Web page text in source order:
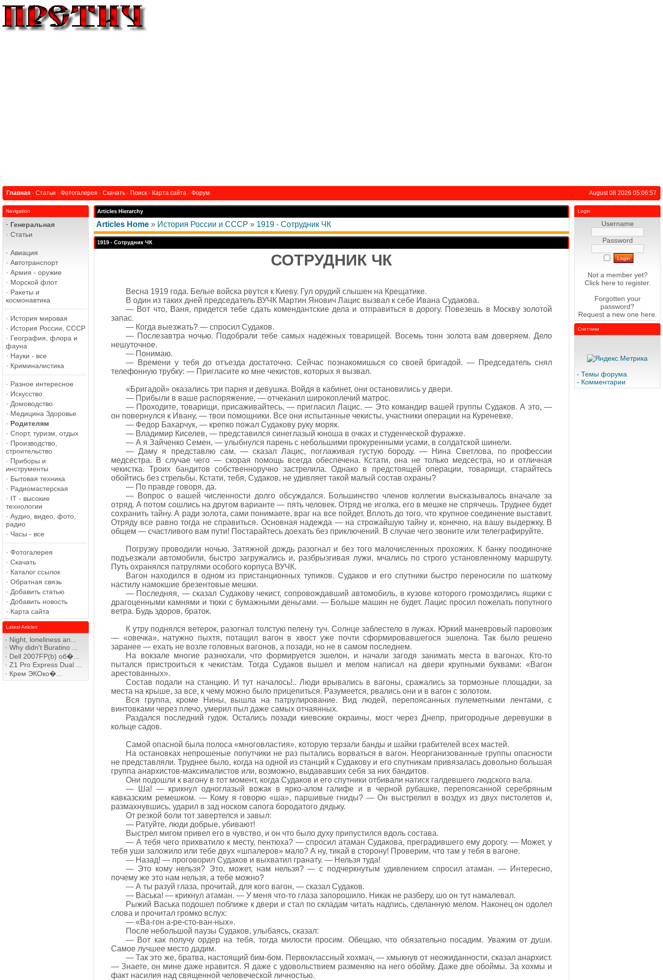
Главная · Статьи · Фотогалерея · Скачать · Поиск · Карта сайта · Форум August 08 2026 05:06:57
Navigation
· Генеральная
· Статьи
· Авиация
· Автотранспорт
· Армия - оружие
· Морской флот
· Ракеты и
космонавтика
· История мировая
· История России, СССР
· География, флора и
фауна
· Науки - все
· Криминалистика
· Разное интересное
· Искусство
· Домоводство
· Медицина Здоровье
· Родителям
· Спорт, туризм, отдых
· Производство,
строительство
· Приборы и
инструменты
· Бытовая техника
· Радиомастерская
· IT - высокие
технологии
· Аудио, видео, фото,
радио
· Часы - все
· Фотогалерея
· Скачать
· Каталог ссылок
· Обратная связь
· Добавить статью
· Добавить новость
· Карта сайта
Latest Articles
· Night, loneliness an...
· Why didn't Buratino ...
· Dell 2007FP(b) об�...
· Z1 Pro Express Dual ...
· Крем ЭКОко�...
Articles Hierarchy
Articles Home » История России и СССР » 1919 - Сотрудник ЧК
1919 - Сотрудник ЧК
СОТРУДНИК ЧК
Весна 1919 года. Белые войска рвутся к Киеву. Гул орудий слышен на Крещатике.
В один из таких дней председатель ВУЧК Мартин Янович Лацис вызвал к себе Ивана Судакова.
— Вот что, Ваня, придется тебе сдать комендантские дела и отправиться в дорогу. Повезешь в Москву золотой
запас.
— Когда выезжать? — спросил Судаков.
— Послезавтра ночью. Подобрали тебе самых надежных товарищей. Восемь тонн золота вам доверяем. Дело
нешуточное.
— Понимаю.
— Времени у тебя до отъезда достаточно. Сейчас познакомишься со своей бригадой. — Председатель снял
телефонную трубку: — Пригласите ко мне чекистов, которых я вызвал.
«Бригадой» оказались три парня и девушка. Войдя в кабинет, они остановились у двери.
— Прибыли в ваше распоряжение, — отчеканил широкоплечий матрос.
— Проходите, товарищи, присаживайтесь, — пригласил Лацис. — Это командир вашей группы Судаков. А это, —
он повернулся к Ивану, — твои помощники. Все они испытанные чекисты, участники операции на Куреневке.
— Федор Бахарчук, — крепко пожал Судакову руку моряк.
— Владимир Киселев, — представился синеглазый юноша в очках и студенческой фуражке.
— А я Зайченко Семен, — улыбнулся парень с небольшими прокуренными усами, в солдатской шинели.
— Даму я представлю сам, — сказал Лацис, поглаживая густую бороду. — Нина Светлова, по профессии
медсестра. В случае чего — скорая помощь всегда обеспечена. Кстати, она не только медсестра, но и отличная
чекистка. Троих бандитов собственноручно застрелила. Однако в предстоящей операции, товарищи, старайтесь
обойтись без стрельбы. Кстати, тебя, Судаков, не удивляет такой малый состав охраны?
— По правде говоря, да.
— Вопрос о вашей численности долго обсуждался. Большинство членов коллегии высказывалось вначале за
отряд. А потом сошлись на другом варианте — пять человек. Отряд не иголка, его в мешке не спрячешь. Труднее будет
сохранить тайну. А ради золота, сами понимаете, враг на все пойдет. Вплоть до того, что крупное соединение выставит.
Отряду все равно тогда не справиться. Основная надежда — на строжайшую тайну и, конечно, на вашу выдержку. В
общем — счастливого вам пути! Постарайтесь доехать без приключений. В случае чего звоните или телеграфируйте.
Погрузку проводили ночью. Затяжной дождь разогнал и без того малочисленных прохожих. К банку поодиночке
подъезжали автомобили, быстро загружались и, разбрызгивая лужи, мчались по строго установленному маршруту.
Путь охранялся патрулями особого корпуса ВУЧК.
Вагон находился в одном из пристанционных тупиков. Судаков и его спутники быстро переносили по шаткому
настилу намокшие брезентовые мешки.
— Последняя, — сказал Судакову чекист, сопровождавший автомобиль, в кузове которого громоздились ящики с
драгоценными камнями и тюки с бумажными деньгами. — Больше машин не будет. Лацис просил пожелать попутного
ветра. Будь здоров, браток.
К утру поднялся ветерок, разогнал толстую пелену туч. Солнце заблестело в лужах. Юркий маневровый паровозик
— «овечка», натужно пыхтя, потащил вагон в хвост уже почти сформировавшегося эшелона. Так было решено
заранее — ехать не возле головных вагонов, а позади, но не в самом последнем.
На вокзале многие разнюхали, что формируется эшелон, и начали загодя занимать места в вагонах. Кто-то
пытался пристроиться к чекистам. Тогда Судаков вышел и мелом написал на двери крупными буквами: «Вагон
арестованных».
Состав подали на станцию. И тут началось!.. Люди врывались в вагоны, сражались за тормозные площадки, за
места на крыше, за все, к чему можно было прицепиться. Разумеется, рвались они и в вагон с золотом.
Вся группа, кроме Нины, вышла на патрулирование. Вид людей, перепоясанных пулеметными лентами, с
винтовками через плечо, умерил пыл даже самых отчаянных.
Раздался последний гудок. Остались позади киевские окраины, мост через Днепр, пригородные деревушки в
кольце садов.
Самой опасной была полоса «многовластия», которую терзали банды и шайки грабителей всех мастей.
На остановках непрошеные попутчики не раз пытались ворваться в вагон. Неорганизованные группы опасности
не представляли. Труднее было, когда на одной из станций к Судакову и его спутникам привязалась довольно большая
группа анархистов-максималистов или, возможно, выдававших себя за них бандитов.
Они подошли к вагону в тот момент, когда Судаков и его спутники отбивали натиск галдевшего людского вала.
— Ша! — крикнул одноглазый вожак в ярко-алом галифе и в черной рубашке, перепоясанной серебряным
кавказским ремешком. — Кому я говорю «ша», паршивые гниды? — Он выстрелил в воздух из двух пистолетов и,
размахнувшись, ударил в зад носком сапога бородатого дядьку.
От резкой боли тот завертелся и завыл:
— Ратуйте, люди добрые, убивают!
Выстрел мигом привел его в чувство, и он что было духу припустился вдоль состава.
— А тебя чего прихватило к месту, пентюха? — спросил атаман Судакова, преградившего ему дорогу. — Может, у
тебя уши заложило или тебе двух «шпалеров» мало? А ну, тикай в сторону! Проверим, что там у тебя в вагоне.
— Назад! — проговорил Судаков и выхватил гранату. — Нельзя туда!
— Это кому нельзя? Это, может, нам нельзя? — с подчеркнутым удивлением спросил атаман. — Интересно,
почему же это нам нельзя, а тебе можно?
— А ты разуй глаза, прочитай, для кого вагон, — сказал Судаков.
— Васька! — крикнул атаман. — У меня что-то глаза запорошило. Никак не разберу, шо он тут намалевал.
Рыжий Васька подошел поближе к двери и стал по складам читать надпись, сделанную мелом. Наконец он одолел
слова и прочитал громко вслух:
— «Ва-гон а-ре-сто-ван-ных».
После небольшой паузы Судаков, улыбаясь, сказал:
— Вот как получу ордер на тебя, тогда милости просим. Обещаю, что обязательно посадим. Уважим от души.
Самое лучшее место дадим.
— Так это же, братва, настоящий бим-бом. Первоклассный хохмач, — хмыкнув от неожиданности, сказал анархист.
— Знаете, он мине даже нравится. Я даже с удовольствием разменяю на него обойму. Даже две обоймы. За хохмы и
факт насилия над священной человеческой личностью.
Login
Username
Password
Not a member yet?
Click here to register.
Forgotten your
password?
Request a new one here
Счетчики
- Темы форума
- Комментарии